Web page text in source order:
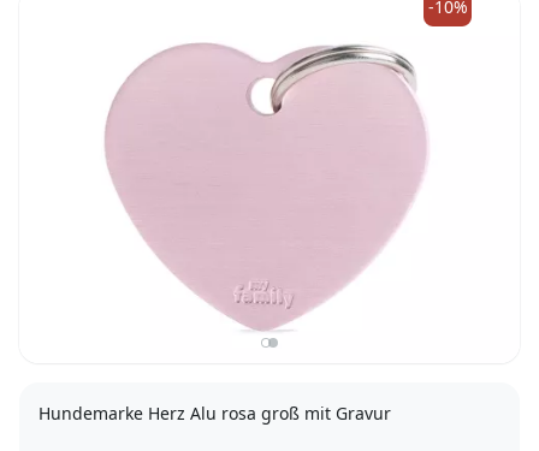
-10%
Hundemarke Herz Alu rosa groß mit Gravur